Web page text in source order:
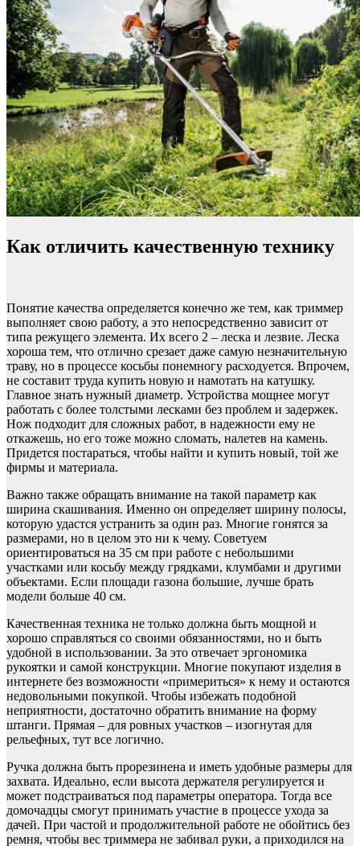
Как отличить качественную технику
Понятие качества определяется конечно же тем, как триммер
выполняет свою работу, а это непосредственно зависит от
типа режущего элемента. Их всего 2 – леска и лезвие. Леска
хороша тем, что отлично срезает даже самую незначительную
траву, но в процессе косьбы понемногу расходуется. Впрочем,
не составит труда купить новую и намотать на катушку.
Главное знать нужный диаметр. Устройства мощнее могут
работать с более толстыми лесками без проблем и задержек.
Нож подходит для сложных работ, в надежности ему не
откажешь, но его тоже можно сломать, налетев на камень.
Придется постараться, чтобы найти и купить новый, той же
фирмы и материала.
Важно также обращать внимание на такой параметр как
ширина скашивания. Именно он определяет ширину полосы,
которую удастся устранить за один раз. Многие гонятся за
размерами, но в целом это ни к чему. Советуем
ориентироваться на 35 см при работе с небольшими
участками или косьбу между грядками, клумбами и другими
объектами. Если площади газона большие, лучше брать
модели больше 40 см.
Качественная техника не только должна быть мощной и
хорошо справляться со своими обязанностями, но и быть
удобной в использовании. За это отвечает эргономика
рукоятки и самой конструкции. Многие покупают изделия в
интернете без возможности «примериться» к нему и остаются
недовольными покупкой. Чтобы избежать подобной
неприятности, достаточно обратить внимание на форму
штанги. Прямая – для ровных участков – изогнутая для
рельефных, тут все логично.
Ручка должна быть прорезинена и иметь удобные размеры для
захвата. Идеально, если высота держателя регулируется и
может подстраиваться под параметры оператора. Тогда все
домочадцы смогут принимать участие в процессе ухода за
дачей. При частой и продолжительной работе не обойтись без
ремня, чтобы вес триммера не забивал руки, а приходился на